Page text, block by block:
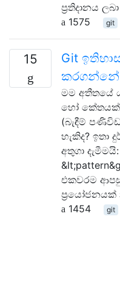
ප්‍රතිදානය
1575
git
15
Git
කරගන්නේ
මම අතීතයේ
හෝ කේතයක්
(බැඳීම්
හැකිද?
අතුගා
එකවරම
ප්‍රයෝජනයක්
1454
git